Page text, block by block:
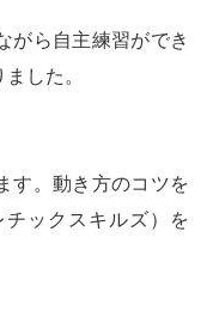
がら自主練習ができ
した。
す。動き方のコツを
ックスキルズ）を